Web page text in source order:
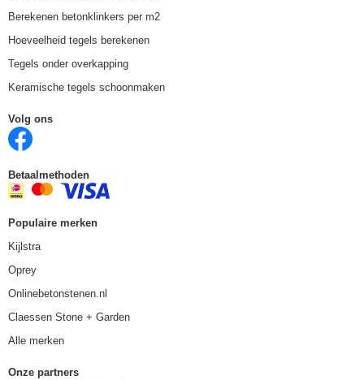
Berekenen betonklinkers per m2
Hoeveelheid tegels berekenen
Tegels onder overkapping
Keramische tegels schoonmaken
Volg ons
Betaalmethoden
Populaire merken
Kijlstra
Oprey
Onlinebetonstenen.nl
Claessen Stone + Garden
Alle merken
Onze partners